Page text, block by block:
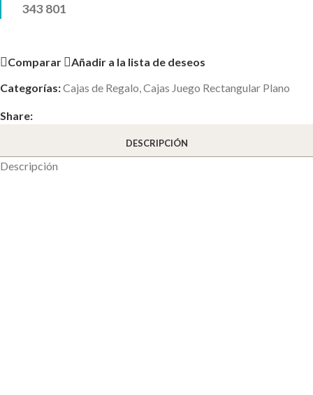
343 801
Comparar
Añadir a la lista de deseos
Categorías:Cajas de Regalo,Cajas Juego Rectangular Plano
Share:
DESCRIPCIÓN
Descripción